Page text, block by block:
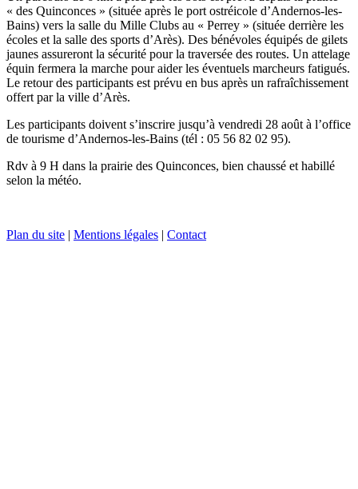
« des Quinconces » (située après le port ostréicole d’Andernos-les-
Bains) vers la salle du Mille Clubs au « Perrey » (située derrière les
écoles et la salle des sports d’Arès). Des bénévoles équipés de gilets
jaunes assureront la sécurité pour la traversée des routes. Un attelage
équin fermera la marche pour aider les éventuels marcheurs fatigués.
Le retour des participants est prévu en bus après un rafraîchissement
offert par la ville d’Arès.
Les participants doivent s’inscrire jusqu’à vendredi 28 août à l’office
de tourisme d’Andernos-les-Bains (tél : 05 56 82 02 95).
Rdv à 9 H dans la prairie des Quinconces, bien chaussé et habillé
selon la météo.
Plan du site | Mentions légales | Contact